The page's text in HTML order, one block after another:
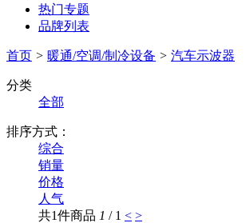
热门专题
品牌列表
首页 > 暖通/空调/制冷设备 > 汽车示波器
分类
全部
排序方式：
综合
销量
价格
人气
共1件商品 1 / 1 < >